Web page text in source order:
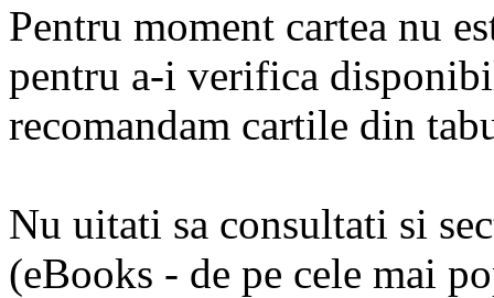
Pentru moment cartea nu
pentru a-i verifica
recomandam cartile din
Nu uitati sa consultati si
(eBooks - de pe cele mai